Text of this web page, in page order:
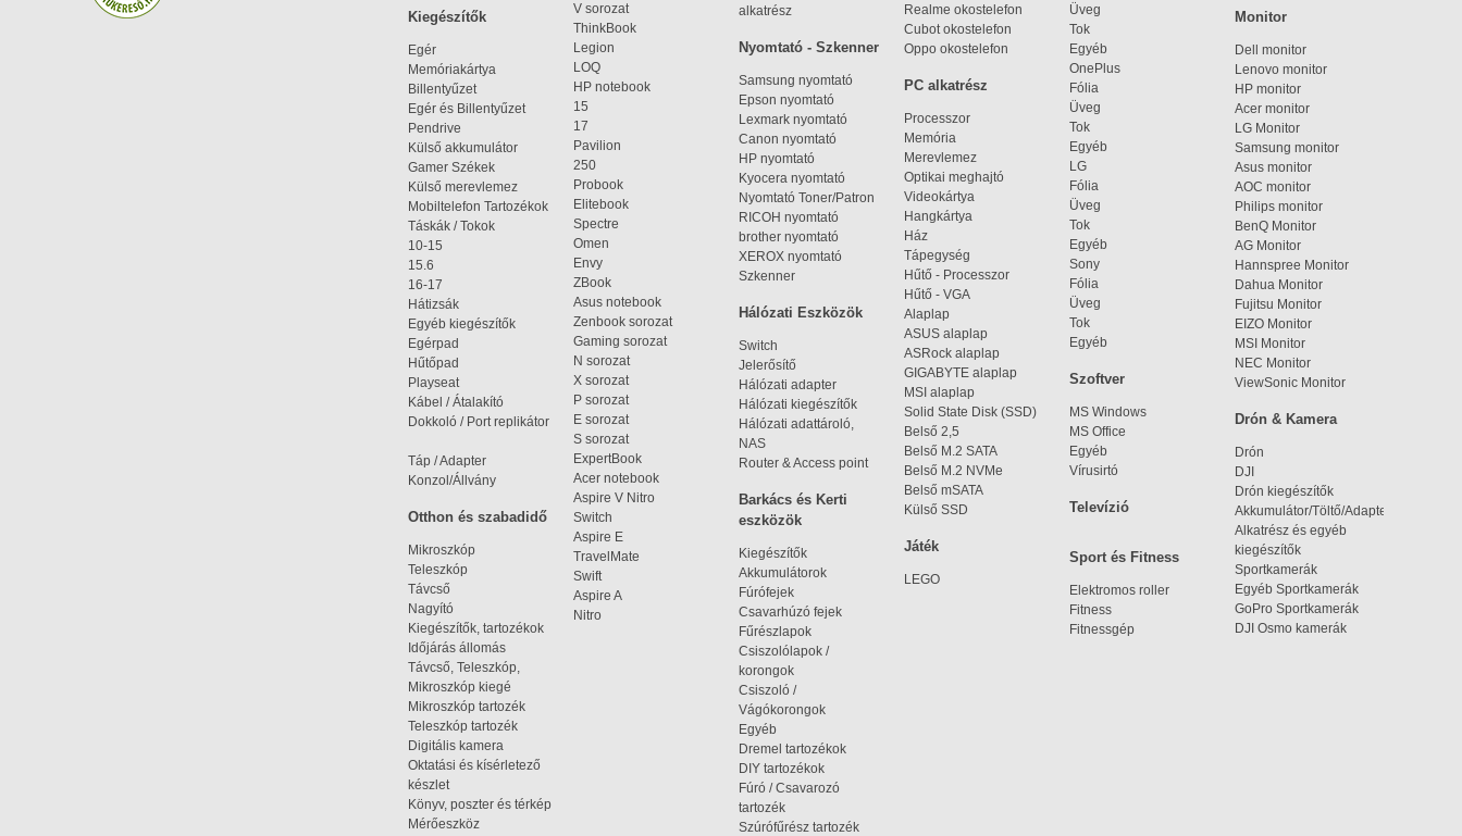
V sorozat
ThinkBook
Legion
LOQ
HP notebook
15
17
Pavilion
250
Probook
Elitebook
Spectre
Omen
Envy
ZBook
Asus notebook
Zenbook sorozat
Gaming sorozat
N sorozat
X sorozat
P sorozat
E sorozat
S sorozat
ExpertBook
Acer notebook
Aspire V Nitro
Switch
Aspire E
TravelMate
Swift
Aspire A
Nitro
Realme okostelefon
Cubot okostelefon
Oppo okostelefon
Üveg
Tok
Egyéb
OnePlus
Fólia
Üveg
Tok
Egyéb
LG
Fólia
Üveg
Tok
Egyéb
Sony
Fólia
Üveg
Tok
Egyéb
alkatrész
Kiegészítők
Egér
Memóriakártya
Billentyűzet
Egér és Billentyűzet
Pendrive
Külső akkumulátor
Gamer Székek
Külső merevlemez
Mobiltelefon Tartozékok
Táskák / Tokok
10-15
15.6
16-17
Hátizsák
Egyéb kiegészítők
Egérpad
Hűtőpad
Playseat
Kábel / Átalakító
Dokkoló / Port replikátor
Táp / Adapter
Konzol/Állvány
Monitor
Dell monitor
Lenovo monitor
HP monitor
Acer monitor
LG Monitor
Samsung monitor
Asus monitor
AOC monitor
Philips monitor
BenQ Monitor
AG Monitor
Hannspree Monitor
Dahua Monitor
Fujitsu Monitor
EIZO Monitor
MSI Monitor
NEC Monitor
ViewSonic Monitor
Nyomtató - Szkenner
Samsung nyomtató
Epson nyomtató
Lexmark nyomtató
Canon nyomtató
HP nyomtató
Kyocera nyomtató
Nyomtató Toner/Patron
RICOH nyomtató
brother nyomtató
XEROX nyomtató
Szkenner
PC alkatrész
Processzor
Memória
Merevlemez
Optikai meghajtó
Videokártya
Hangkártya
Ház
Tápegység
Hűtő - Processzor
Hűtő - VGA
Alaplap
ASUS alaplap
ASRock alaplap
GIGABYTE alaplap
MSI alaplap
Solid State Disk (SSD)
Belső 2,5
Belső M.2 SATA
Belső M.2 NVMe
Belső mSATA
Külső SSD
Hálózati Eszközök
Switch
Jelerősítő
Hálózati adapter
Hálózati kiegészítők
Hálózati adattároló,
NAS
Router & Access point
Szoftver
MS Windows
MS Office
Egyéb
Vírusirtó
Drón & Kamera
Drón
DJI
Drón kiegészítők
Akkumulátor/Töltő/Adapter
Alkatrész és egyéb
kiegészítők
Sportkamerák
Egyéb Sportkamerák
GoPro Sportkamerák
DJI Osmo kamerák
Barkács és Kerti
eszközök
Kiegészítők
Akkumulátorok
Fúrófejek
Csavarhúzó fejek
Fűrészlapok
Csiszolólapok /
korongok
Csiszoló /
Vágókorongok
Egyéb
Dremel tartozékok
DIY tartozékok
Fúró / Csavarozó
tartozék
Szúrófűrész tartozék
Televízió
Otthon és szabadidő
Mikroszkóp
Teleszkóp
Távcső
Nagyító
Kiegészítők, tartozékok
Időjárás állomás
Távcső, Teleszkóp,
Mikroszkóp kiegé
Mikroszkóp tartozék
Teleszkóp tartozék
Digitális kamera
Oktatási és kísérletező
készlet
Könyv, poszter és térkép
Mérőeszköz
Játék
LEGO
Sport és Fitness
Elektromos roller
Fitness
Fitnessgép